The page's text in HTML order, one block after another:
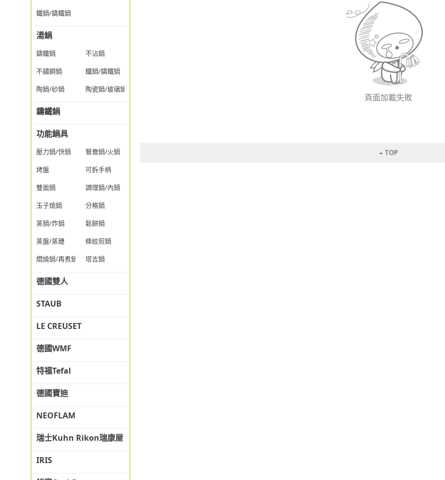
鐵鍋/鑄鐵鍋
湯鍋
鑄鐵鍋
不沾鍋
不鏽鋼鍋
鐵鍋/鑄鐵鍋
陶鍋/砂鍋
陶瓷鍋/玻璃鍋/透明鍋
鑄鐵鍋
功能鍋具
壓力鍋/快鍋
鴛鴦鍋/火鍋
烤盤
可拆手柄
雙面鍋
調理鍋/內鍋
玉子燒鍋
分格鍋
蒸鍋/炸鍋
鬆餅鍋
蒸盤/蒸籠
條紋煎鍋
燜燒鍋/再煮鍋
塔吉鍋
德國雙人
STAUB
LE CREUSET
德國WMF
特福Tefal
德國寶迪
NEOFLAM
瑞士Kuhn Rikon瑞康屋
IRIS
頁面加載失敗
TOP